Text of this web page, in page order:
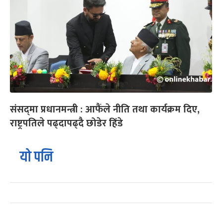
संसद्‌मा प्रधानमन्त्री : आफैंले नीति तथा कार्यक्रम दिए,
राष्ट्रपतिले पढ्दापढ्दै छोडेर हिंडे
यो पनि